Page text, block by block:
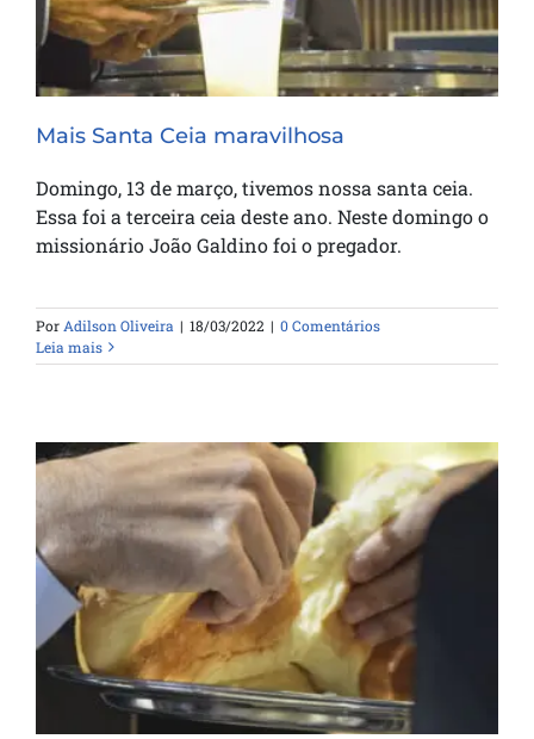
Mais Santa Ceia maravilhosa
Domingo, 13 de março, tivemos nossa santa ceia.
Essa foi a terceira ceia deste ano. Neste domingo o
missionário João Galdino foi o pregador.
Por Adilson Oliveira | 18/03/2022 | 0 Comentários
Leia mais
Está chegando Santa Ceia de agosto